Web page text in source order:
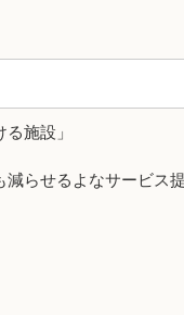
施設」
らせるよなサービス